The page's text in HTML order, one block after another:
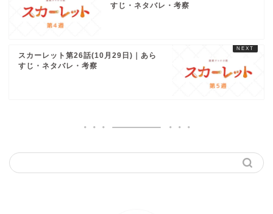
すじ・ネタバレ・考察
スカーレット第26話(10月29日)｜あら
すじ・ネタバレ・考察